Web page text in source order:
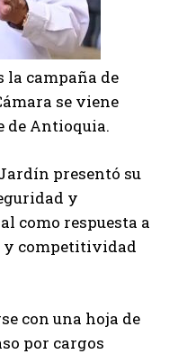
la campaña de
se viene
de Antioquia.
presentó su
y
como respuesta a
y competitividad
con una hoja de
por cargos